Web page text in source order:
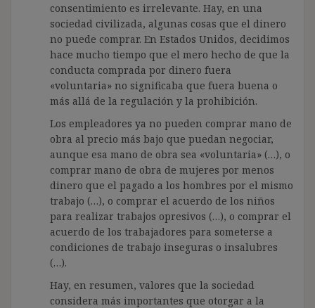
consentimiento es irrelevante. Hay, en una
sociedad civilizada, algunas cosas que el dinero
no puede comprar. En Estados Unidos, decidimos
hace mucho tiempo que el mero hecho de que la
conducta comprada por dinero fuera
«voluntaria» no significaba que fuera buena o
más allá de la regulación y la prohibición.
Los empleadores ya no pueden comprar mano de
obra al precio más bajo que puedan negociar,
aunque esa mano de obra sea «voluntaria» (…), o
comprar mano de obra de mujeres por menos
dinero que el pagado a los hombres por el mismo
trabajo (…), o comprar el acuerdo de los niños
para realizar trabajos opresivos (…), o comprar el
acuerdo de los trabajadores para someterse a
condiciones de trabajo inseguras o insalubres
(…).
Hay, en resumen, valores que la sociedad
considera más importantes que otorgar a la